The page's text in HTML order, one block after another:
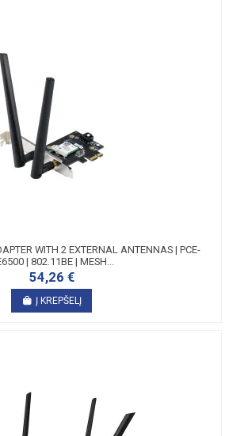
WITH 2 EXTERNAL ANTENNAS | PCE-
| 802.11BE | MESH...
54,26 €
Į KREPŠELĮ